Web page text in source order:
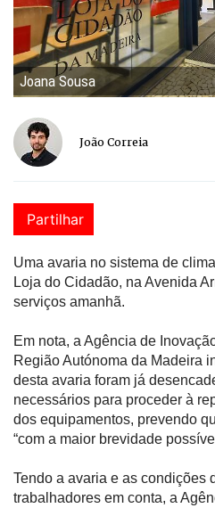
Joana Sousa
João Correia
Partilhar
Uma avaria no sistema de
Loja do Cidadão, na Avenida
serviços amanhã.
Em nota, a Agência de
Região Autónoma da Madeira
desta avaria foram já
necessários para proceder à
dos equipamentos, prevendo
“com a maior brevidade
Tendo a avaria e as condições
trabalhadores em conta, a